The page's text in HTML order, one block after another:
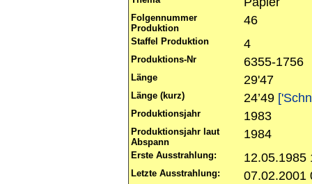
Folgennummer
Produktion
46
Staffel Produktion 4
Produktions-Nr 6355-1756
Länge 29'47
Länge (kurz) 24’49
Produktionsjahr 1983
Produktionsjahr laut
Abspann
1984
Erste Ausstrahlung: 12.05.1985
Letzte Ausstrahlung: 07.02.2001